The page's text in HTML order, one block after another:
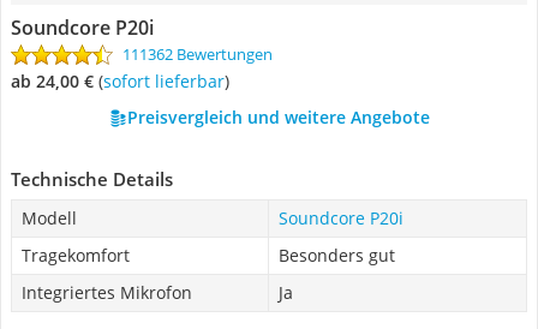
Soundcore P20i
111362 Bewertungen
ab 24,00 € ( Sofort lieferbar)
Preisvergleich und weitere Angebote
Technische Details
Modell
Soundcore P20i
Tragekomfort
Besonders gut
Integriertes Mikrofon
Ja